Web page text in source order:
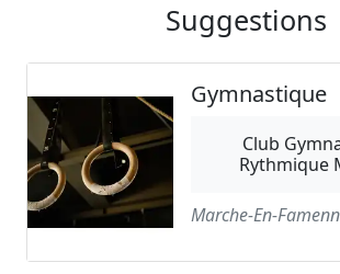
Suggestions
Gymnastique
Club
Rythmique
Marche-En-